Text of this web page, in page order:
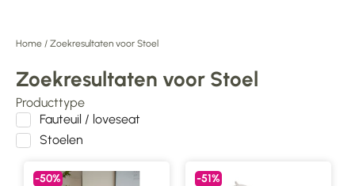
Home / Zoekresultaten voor Stoel
Zoekresultaten voor Stoel
Producttype
Fauteuil / loveseat
Stoelen
-50% -51%